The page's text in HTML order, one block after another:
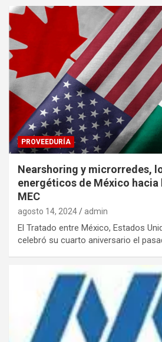
PROVEEDURÍA
Nearshoring y microrredes,
energéticos de México hacia
MEC
agosto 14, 2024 admin
El Tratado entre México, Estados
celebró su cuarto aniversario el